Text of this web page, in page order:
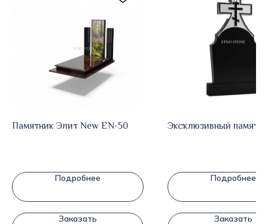
Памятник Элит New EN-50
Подробнее
Заказать
Эксклюзивный
Подробнее
Заказать